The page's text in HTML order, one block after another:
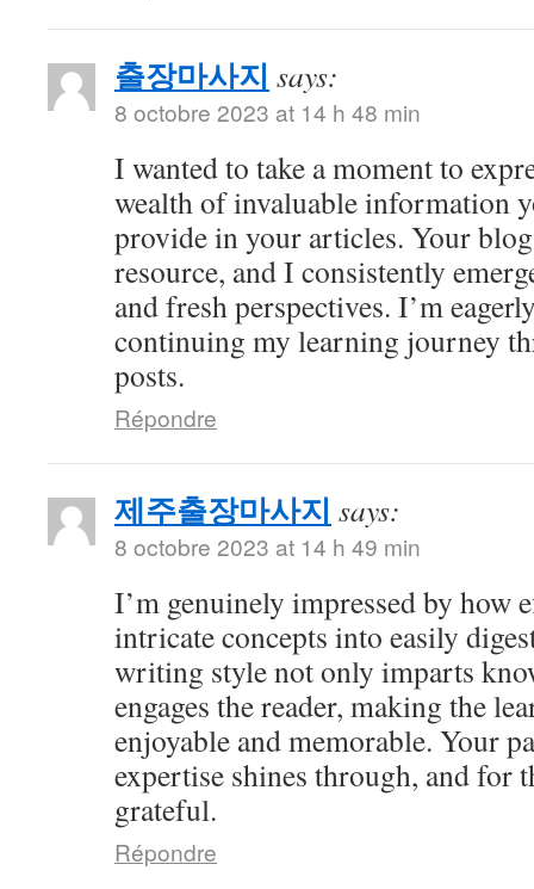
출장마사지 says:
8 octobre 2023 at 14 h 48 min
I wanted to take a moment to
wealth of invaluable information
provide in your articles. Your
resource, and I consistently
and fresh perspectives. I’m
continuing my learning journey
posts.
Répondre
제주출장마사지 says:
8 octobre 2023 at 14 h 49 min
I’m genuinely impressed by how
intricate concepts into easily
writing style not only imparts
engages the reader, making the
enjoyable and memorable. Your
expertise shines through, and for
grateful.
Répondre